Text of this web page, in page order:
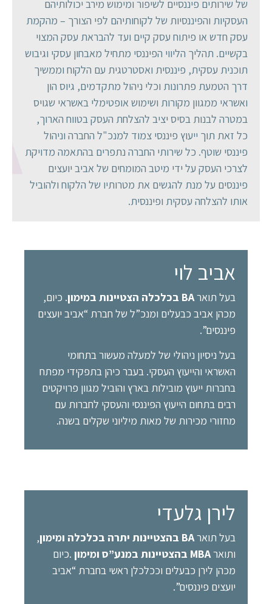
של שירותים פיננסיים לשיפור ומימוש מירב יכולותיהם
העסקיות והפיננסיות של לקוחותיהם לפי הצורך – מהקמת
עסק חדש או פיתוח עסק קיים ועד להבראת עסק המצוי
בקשיים. תהליך הליווי הפיננסי מתחיל מאבחון עסקי וגיבוש
תוכנית עסקית, פיננסית ואסטרטגית עם הלקוח וממשיך
דרך הטמעת פתרונות וכלי ניהול מתקדמים, גיוס הון
ואשראי ממגוון מקורות ושימוש אופטימלי באשראי שגויס
במטרה לבנות בסיס יציב להצלחת העסק בטווח הארוך,
כל זאת תוך ייעוץ פיננסי צמוד למנכ"ל החברה וניהול
פיננסי שוטף. כל שירותי החברה נתפרים בהתאמה מדויקת
לצרכי העסק על ידי מיטב המומחים של אביב יועצים
פיננסים על מנת להגשים את מטרותיו של הלקוח ולהוביל
אותו להצלחה עסקית ופיננסית.
אביב לוי
בעל תוארBA בכלכלה הצטיינות במימון
. כיום,
מכהן אביב כבעלים ומנכ”ל של חברת “אביב יועצים
פיננסים”.
בעל ניסיון ניהולי של למעלה מעשור בתחומי
האשראי והייעוץ העסקי. בעבר כיהן בתפקידי מפתח
בחברות ייעוץ מובילות בארץ והוביל מגוון פרויקטים
רבים בתחום הייעוץ הפיננסי והעסקי לחברות עם
מחזורי מכירות של מאות מיליוני שקלים בשנה.
לירן גלעדי
בעל תוארBA בהצטיינות יתרה בכלכלה ומימון
,
ותוארMBA בהצטיינות במנע”ס ומימון
.כיום
מכהן לירן כבעלים וככלכלן ראשי בחברת “אביב
יועצים פיננסים”.